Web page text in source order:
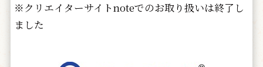
※クリエイターサイトnoteでのお取り扱いは終了し
ました